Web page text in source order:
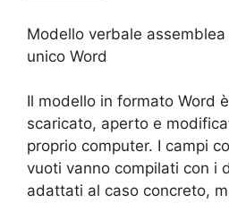
Modello verbale
unico​​ Word
Il modello in formato Word
scaricato, aperto e
proprio computer. I campi
vuoti vanno compilati con i
adattati al caso concreto,